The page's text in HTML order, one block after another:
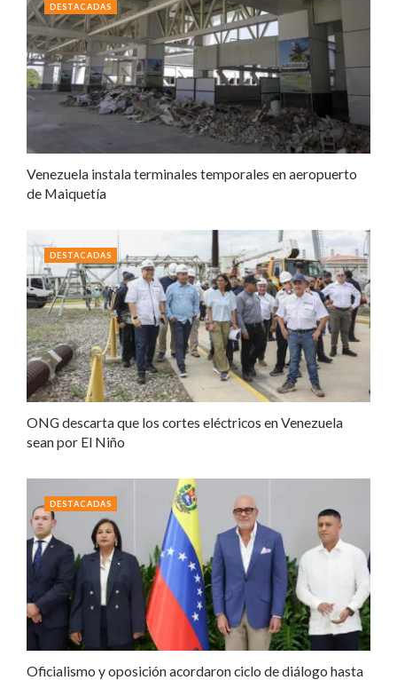
Venezuela instala terminales temporales en aeropuerto
de Maiquetía
DESTACADAS
ONG descarta que los cortes eléctricos en Venezuela
sean por El Niño
DESTACADAS
Oficialismo y oposición acordaron ciclo de diálogo hasta
DESTACADAS